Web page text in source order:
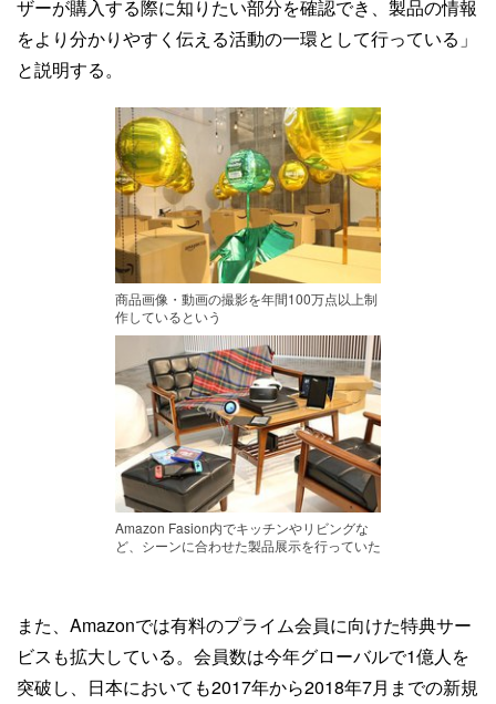
ザーが購入する際に知りたい部分を確認でき、製品の情報
をより分かりやすく伝える活動の一環として行っている」
と説明する。
商品画像・動画の撮影を年間100万点以上制
作しているという
Amazon Fasion内でキッチンやリビングな
ど、シーンに合わせた製品展示を行っていた
また、Amazonでは有料のプライム会員に向けた特典サー
ビスも拡大している。会員数は今年グローバルで1億人を
突破し、日本においても2017年から2018年7月までの新規